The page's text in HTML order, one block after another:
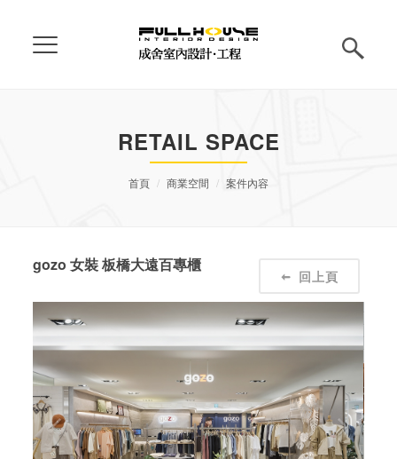
RETAIL SPACE
首頁 商業空間 案件內容
gozo 女裝 板橋大遠百專櫃
回上頁